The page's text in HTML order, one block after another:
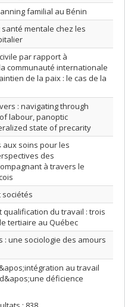
familial au Bénin
mentale chez les
par rapport à
communauté internationale
de la paix : le cas de la
: navigating through
labour, panoptic
state of precarity
aux soins pour les
des
à travers le
sociétés
du travail : trois
tertiaire au Québec
une sociologie des amours
au travail
déficience